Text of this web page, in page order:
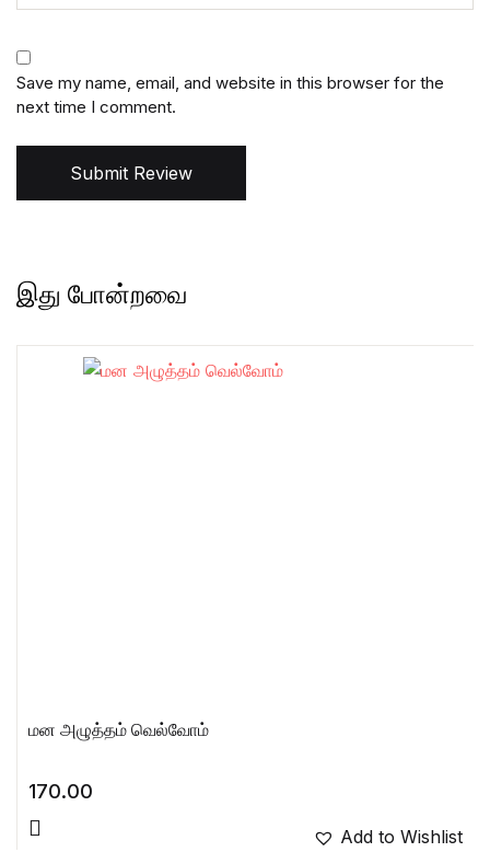
Save my name, email, and website in this browser for the
next time I comment.
Submit Review
இது போன்றவை
மன அழுத்தம் வெல்வோம்
170.00
Add to Wishlist